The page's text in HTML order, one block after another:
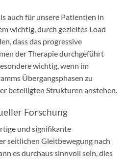
auch für unsere Patientien in
wichtig, durch gezieltes Load
dass das progressive
der Therapie durchgeführt
wichtig, wenn im
Übergangsphasen zu
beteiligten Strukturen anstehen.
Forschung
und signifikante
seitlichen Gleitbewegung nach
es durchaus sinnvoll sein, dies